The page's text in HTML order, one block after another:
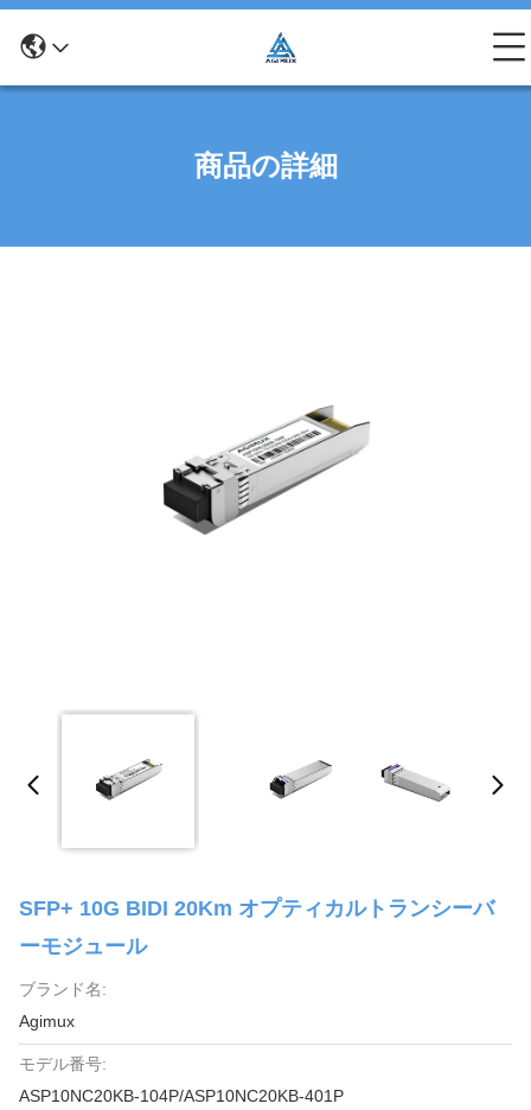
商品の詳細
SFP+ 10G BIDI 20Km オプティカルトランシーバ
ーモジュール
ブランド名:
Agimux
モデル番号:
ASP10NC20KB-104P/ASP10NC20KB-401P